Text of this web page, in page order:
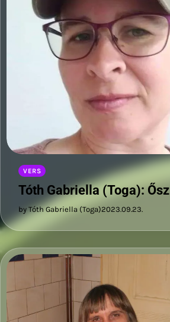
VERS
Tóth Gabriella (Toga): Ősz
by Tóth Gabriella (Toga)2023.09.23.